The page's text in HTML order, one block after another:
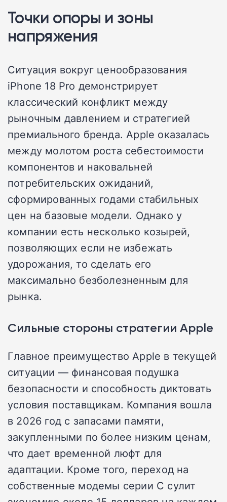
Точки опоры и зоны
напряжения
Ситуация вокруг ценообразования
iPhone 18 Pro демонстрирует
классический конфликт между
рыночным давлением и стратегией
премиального бренда. Apple оказалась
между молотом роста себестоимости
компонентов и наковальней
потребительских ожиданий,
сформированных годами стабильных
цен на базовые модели. Однако у
компании есть несколько козырей,
позволяющих если не избежать
удорожания, то сделать его
максимально безболезненным для
рынка.
Сильные стороны стратегии Apple
Главное преимущество Apple в текущей
ситуации — финансовая подушка
безопасности и способность диктовать
условия поставщикам. Компания вошла
в 2026 год с запасами памяти,
закупленными по более низким ценам,
что дает временной люфт для
адаптации. Кроме того, переход на
собственные модемы серии C сулит